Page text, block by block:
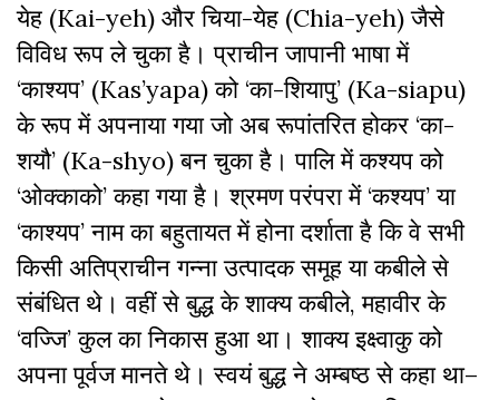
येह (Kai-yeh) और चिया-येह (Chia-yeh) जैसे
विविध रूप ले चुका है। प्राचीन जापानी भाषा में
‘काश्यप’ (Kas’yapa) को ‘का-शियापु’ (Ka-siapu)
के रूप में अपनाया गया जो अब रूपांतरित होकर ‘का-
शयौ’ (Ka-shyo) बन चुका है। पालि में कश्यप को
‘ओक्काको’ कहा गया है। श्रमण परंपरा में ‘कश्यप’ या
‘काश्यप’ नाम का बहुतायत में होना दर्शाता है कि वे सभी
किसी अतिप्राचीन गन्ना उत्पादक समूह या कबीले से
संबंधित थे। वहीं से बुद्ध के शाक्य कबीले, महावीर के
‘वज्जि’ कुल का निकास हुआ था। शाक्य इक्ष्वाकु को
अपना पूर्वज मानते थे। स्वयं बुद्ध ने अम्बष्ठ से कहा था–